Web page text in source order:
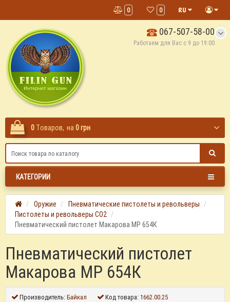
0
0
067-507-58-00
Работаем для Вас с 9 до 19:00
0 Tоваров, на 0 грн
КАТЕГОРИИ
Оружие
Пневматические пистолеты и револьверы
Пистолеты и револьверы СО2
Пневматический пистолет Макарова МР 654К
Пневматический пистолет
Макарова МР 654К
Производитель:Байкал Код товара:1662.00.25